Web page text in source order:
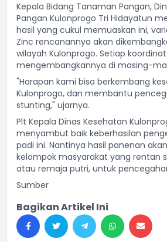
Kepala Bidang Tanaman Pangan,
Pangan Kulonprogo Tri Hidayatun
hasil yang cukul memuaskan ini,
Zinc rencanannya akan
wilayah Kulonprogo. Setiap
mengembangkannya di masing-
"Harapan kami bisa berkembang
Kulonprogo, dan membantu
stunting," ujarnya.
Plt Kepala Dinas Kesehatan
menyambut baik keberhasilan
padi ini. Nantinya hasil panenan
kelompok masyarakat yang rentan
atau remaja putri, untuk
Sumber
Bagikan Artikel Ini